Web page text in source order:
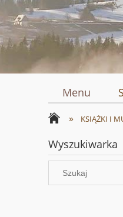
Menu
» KSIĄŻKI I
Wyszukiwarka